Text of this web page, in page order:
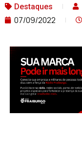
Destaques
07/09/2022